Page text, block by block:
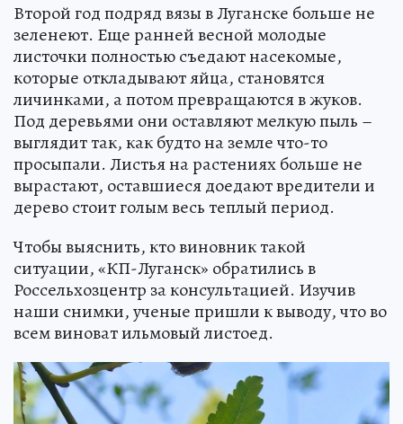
Второй год подряд вязы в Луганске больше не
зеленеют. Еще ранней весной молодые
листочки полностью съедают насекомые,
которые откладывают яйца, становятся
личинками, а потом превращаются в жуков.
Под деревьями они оставляют мелкую пыль –
выглядит так, как будто на земле что-то
просыпали. Листья на растениях больше не
вырастают, оставшиеся доедают вредители и
дерево стоит голым весь теплый период.
Чтобы выяснить, кто виновник такой
ситуации, «КП-Луганск» обратились в
Россельхозцентр за консультацией. Изучив
наши снимки, ученые пришли к выводу, что во
всем виноват ильмовый листоед.